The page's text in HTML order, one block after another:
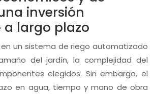
inversión
largo plazo
en un sistema de riego automatizado
del jardín, la complejidad del
elegidos. Sin embargo, el
en agua, tiempo y mano de obra